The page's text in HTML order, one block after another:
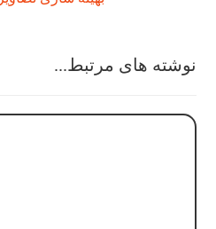
نوشته های مرتبط...